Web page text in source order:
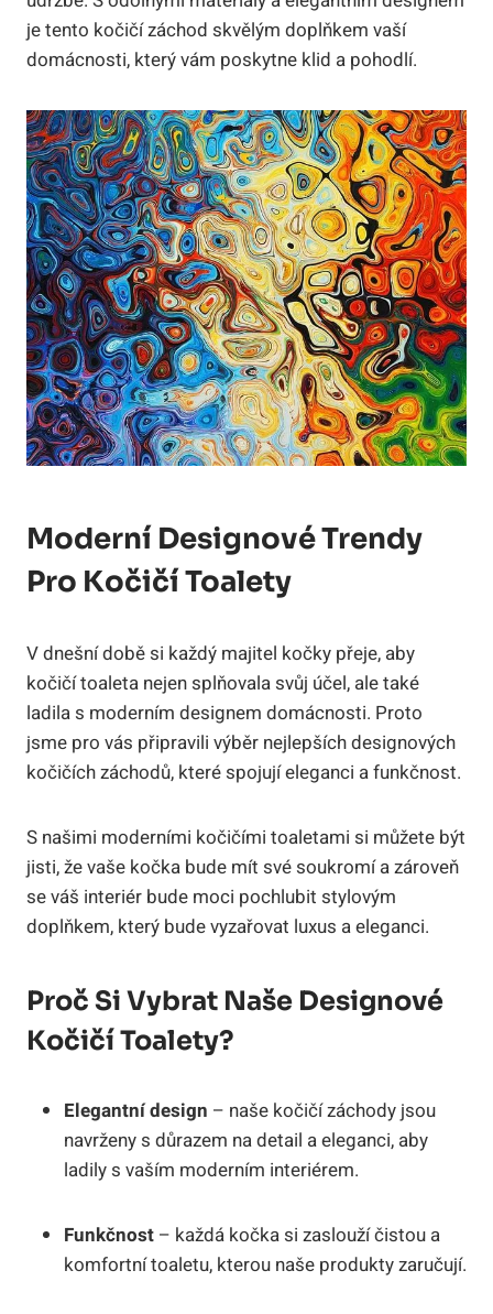
je tento kočičí záchod skvělým doplňkem vaší
domácnosti, který vám poskytne klid a pohodlí.
Moderní Designové Trendy
Pro Kočičí Toalety
V dnešní době si každý majitel kočky přeje, aby
kočičí toaleta nejen splňovala svůj účel, ale také
ladila s moderním designem domácnosti. Proto
jsme pro vás připravili výběr nejlepších designových
kočičích záchodů, které spojují eleganci a funkčnost.
S našimi moderními kočičími toaletami si můžete být
jisti, že vaše kočka bude mít své soukromí a zároveň
se váš interiér bude moci pochlubit stylovým
doplňkem, který bude vyzařovat luxus a eleganci.
Proč Si Vybrat Naše Designové
Kočičí Toalety?
Elegantní design – naše kočičí záchody jsou
navrženy s důrazem na detail a eleganci, aby
ladily s vaším moderním interiérem.
Funkčnost – každá kočka si zaslouží čistou a
komfortní toaletu, kterou naše produkty zaručují.